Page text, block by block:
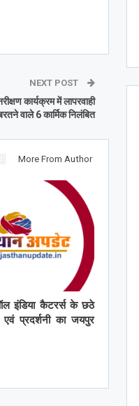
NEXT POST
कार्यक्रम में लापरवाही
वाले 6 कार्मिक निलंबित
More From Author
कैटरर्स के छठे
एवं प्रदर्शनी का जयपुर